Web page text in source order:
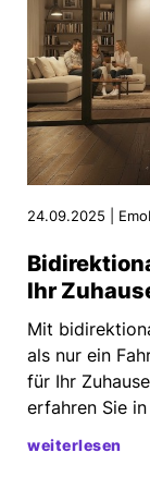
24.09.2025 |
Ihr
Mit
als nur ein
für Ihr
erfahren Sie
weiterlesen